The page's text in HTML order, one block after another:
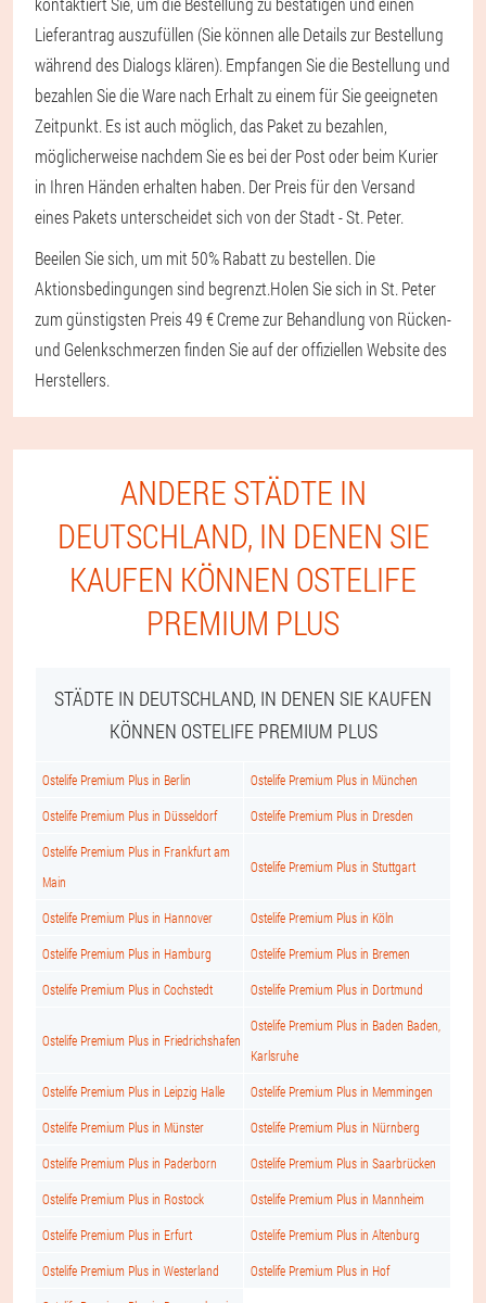
Lieferantrag auszufüllen (Sie können alle Details zur Bestellung
während des Dialogs klären). Empfangen Sie die Bestellung und
bezahlen Sie die Ware nach Erhalt zu einem für Sie geeigneten
Zeitpunkt. Es ist auch möglich, das Paket zu bezahlen,
möglicherweise nachdem Sie es bei der Post oder beim Kurier
in Ihren Händen erhalten haben. Der Preis für den Versand
eines Pakets unterscheidet sich von der Stadt - St. Peter.
Beeilen Sie sich, um mit 50% Rabatt zu bestellen. Die
Aktionsbedingungen sind begrenzt.Holen Sie sich in St. Peter
zum günstigsten Preis 49 € Creme zur Behandlung von Rücken-
und Gelenkschmerzen finden Sie auf der offiziellen Website des
Herstellers.
ANDERE STÄDTE IN
DEUTSCHLAND, IN DENEN SIE
KAUFEN KÖNNEN OSTELIFE
PREMIUM PLUS
STÄDTE IN DEUTSCHLAND, IN DENEN SIE KAUFEN
KÖNNEN OSTELIFE PREMIUM PLUS
Ostelife Premium Plus in Berlin Ostelife Premium Plus in München
Ostelife Premium Plus in Düsseldorf Ostelife Premium Plus in Dresden
Ostelife Premium Plus in Frankfurt am
Main
Ostelife Premium Plus in Stuttgart
Ostelife Premium Plus in Hannover Ostelife Premium Plus in Köln
Ostelife Premium Plus in Hamburg Ostelife Premium Plus in Bremen
Ostelife Premium Plus in Cochstedt Ostelife Premium Plus in Dortmund
Ostelife Premium Plus in Friedrichshafen
Ostelife Premium Plus in Baden Baden,
Karlsruhe
Ostelife Premium Plus in Leipzig Halle Ostelife Premium Plus in Memmingen
Ostelife Premium Plus in Münster Ostelife Premium Plus in Nürnberg
Ostelife Premium Plus in Paderborn Ostelife Premium Plus in Saarbrücken
Ostelife Premium Plus in Rostock Ostelife Premium Plus in Mannheim
Ostelife Premium Plus in Erfurt Ostelife Premium Plus in Altenburg
Ostelife Premium Plus in Westerland Ostelife Premium Plus in Hof